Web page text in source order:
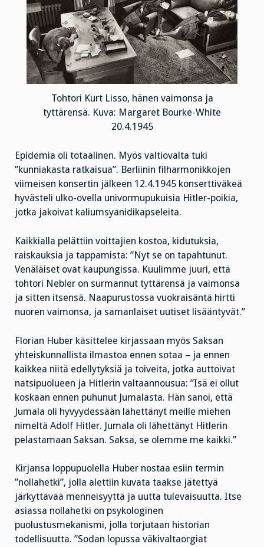
Tohtori Kurt Lisso, hänen vaimonsa ja
tyttärensä. Kuva: Margaret Bourke-White
20.4.1945
Epidemia oli totaalinen. Myös valtiovalta tuki
”kunniakasta ratkaisua”. Berliinin filharmonikkojen
viimeisen konsertin jälkeen 12.4.1945 konserttiväkeä
hyvästeli ulko-ovella univormupukuisia Hitler-poikia,
jotka jakoivat kaliumsyanidikapseleita.
Kaikkialla pelättiin voittajien kostoa, kidutuksia,
raiskauksia ja tappamista: ”Nyt se on tapahtunut.
Venäläiset ovat kaupungissa. Kuulimme juuri, että
tohtori Nebler on surmannut tyttärensä ja vaimonsa
ja sitten itsensä. Naapurustossa vuokraisäntä hirtti
nuoren vaimonsa, ja samanlaiset uutiset lisääntyvät.”
Florian Huber käsittelee kirjassaan myös Saksan
yhteiskunnallista ilmastoa ennen sotaa – ja ennen
kaikkea niitä edellytyksiä ja toiveita, jotka auttoivat
natsipuolueen ja Hitlerin valtaannousua: ”Isä ei ollut
koskaan ennen puhunut Jumalasta. Hän sanoi, että
Jumala oli hyvyydessään lähettänyt meille miehen
nimeltä Adolf Hitler. Jumala oli lähettänyt Hitlerin
pelastamaan Saksan. Saksa, se olemme me kaikki.”
Kirjansa loppupuolella Huber nostaa esiin termin
”nollahetki”, jolla alettiin kuvata taakse jätettyä
järkyttävää menneisyyttä ja uutta tulevaisuutta. Itse
asiassa nollahetki on psykologinen
puolustusmekanismi, jolla torjutaan historian
todellisuutta. ”Sodan lopussa väkivaltaorgiat